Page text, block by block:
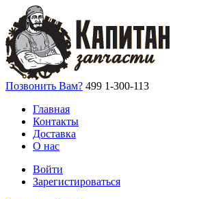
Позвонить Вам? 499 1-300-113
Главная
Контакты
Доставка
О нас
Войти
Зарегистироваться